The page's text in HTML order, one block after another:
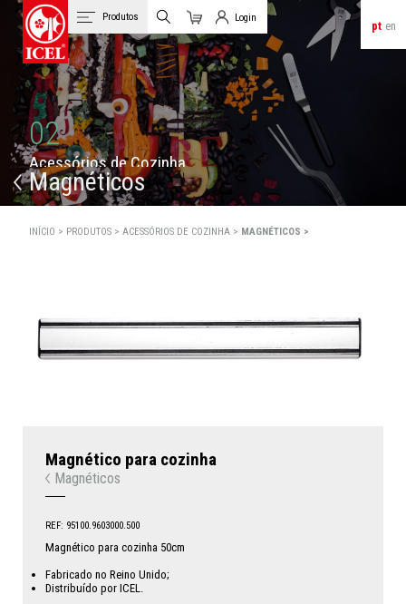
pt en
Produtos
Carrinho
Login
Login de Clientes
02
AcessóriosdeCozinha
Magnéticos
INÍCIO > PRODUTOS >ACESSÓRIOS DE COZINHA > MAGNÉTICOS >
Magnético para cozinha
Magnéticos
REF: 95100.9603000.500
Magnético para cozinha 50cm
Fabricado no Reino Unido;
Distribuído por ICEL.